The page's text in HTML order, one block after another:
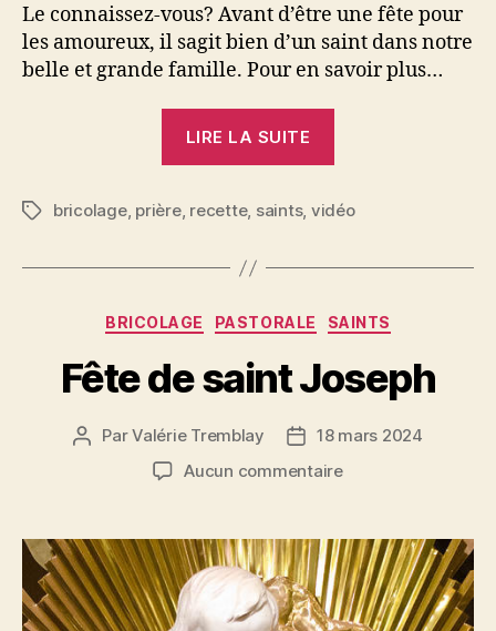
Le connaissez-vous? Avant d’être une fête pour
les amoureux, il sagit bien d’un saint dans notre
belle et grande famille. Pour en savoir plus…
LIRE LA SUITE
Valentin »
Étiquettes
bricolage, prière, recette, saints, vidéo
Catégories
BRICOLAGE PASTORALE SAINTS
Fête de saint Joseph
Auteur
ParValérie Tremblay
Date
de
18 mars 2024
Aucun commentairesur
saint
Joseph